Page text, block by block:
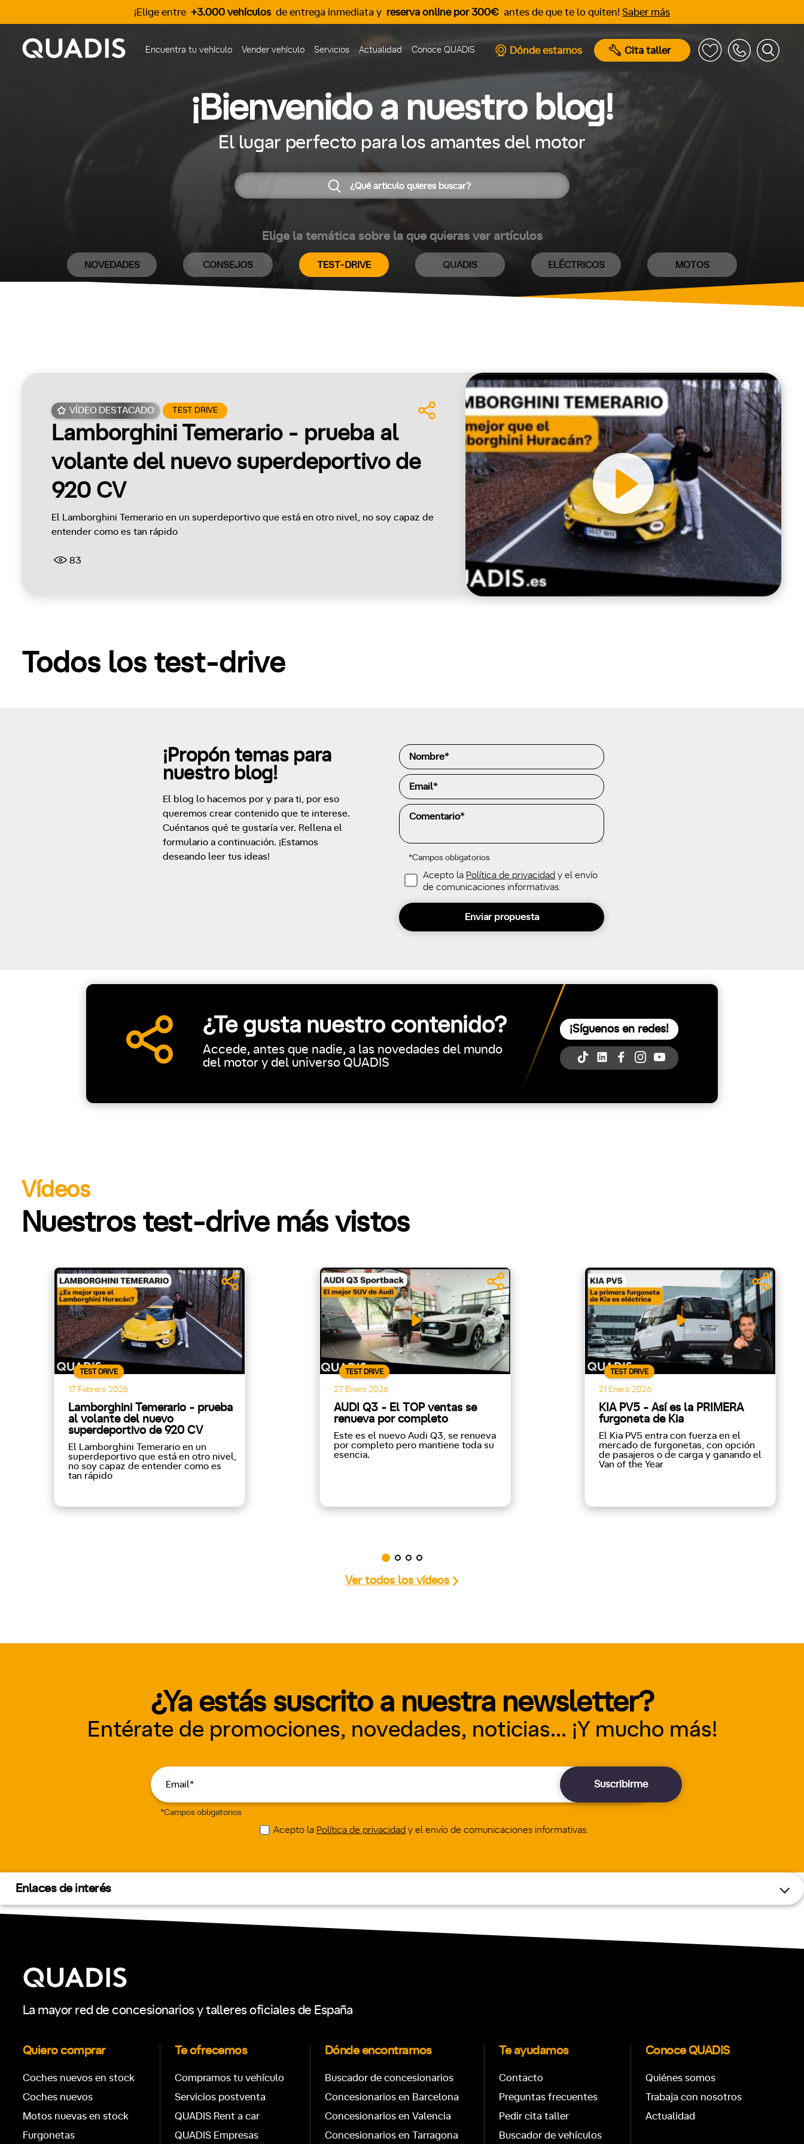
¡Elige entre +3.000 vehículos de entrega inmediata y reserva online por 300€ antes de que te lo quiten! Saber más
Encuentra tu vehículo Vender vehículo Servicios Actualidad Conoce QUADIS Dónde estamos Cita taller
¡Bienvenido a nuestro blog!
El lugar perfecto para los amantes del motor
Elige la temática sobre la que quieras ver artículos
NOVEDADES CONSEJOS TEST-DRIVE QUADIS ELÉCTRICOS MOTOS
VÍDEO DESTACADO TEST DRIVE
Lamborghini Temerario - prueba al
volante del nuevo superdeportivo de
920 CV
El Lamborghini Temerario en un superdeportivo que está en otro nivel, no soy capaz de
entender como es tan rápido
83
Todos los test-drive
¡Propón temas para
nuestro blog!
El blog lo hacemos por y para ti, por eso
queremos crear contenido que te interese.
Cuéntanos qué te gustaría ver. Rellena el
formulario a continuación. ¡Estamos
deseando leer tus ideas!
*Campos obligatorios
Acepto la Política de privacidad y el envío
de comunicaciones informativas.
Enviar propuesta
¿Te gusta nuestro contenido?
Accede, antes que nadie, a las novedades del mundo
del motor y del universo QUADIS
¡Síguenos en redes!
Vídeos
Nuestros test-drive más vistos
TEST DRIVE
17 Febrero 2026
Lamborghini Temerario - prueba
al volante del nuevo
superdeportivo de 920 CV
El Lamborghini Temerario en un
superdeportivo que está en otro nivel,
no soy capaz de entender como es
tan rápido
TEST DRIVE
27 Enero 2026
AUDI Q3 - El TOP ventas se
renueva por completo
Este es el nuevo Audi Q3, se renueva
por completo pero mantiene toda su
esencia.
TEST DRIVE
21 Enero 2026
KIA PV5 - Así es la PRIMERA
furgoneta de Kia
El Kia PV5 entra con fuerza en el
mercado de furgonetas, con opción
de pasajeros o de carga y ganando el
Van of the Year
Ver todos los vídeos
¿Ya estás suscrito a nuestra newsletter?
Entérate de promociones, novedades, noticias... ¡Y mucho más!
*Campos obligatorios
Acepto la Política de privacidad y el envío de comunicaciones informativas.
Suscribirme
Enlaces de interés
La mayor red de concesionarios y talleres oficiales de España
Quiero comprar
Coches nuevos en stock
Coches nuevos
Motos nuevas en stock
Furgonetas
Te ofrecemos
Compramos tu vehículo
Servicios postventa
QUADIS Rent a car
QUADIS Empresas
Dónde encontrarnos
Buscador de concesionarios
Concesionarios en Barcelona
Concesionarios en Valencia
Concesionarios en Tarragona
Te ayudamos
Contacto
Preguntas frecuentes
Pedir cita taller
Buscador de vehículos
Conoce QUADIS
Quiénes somos
Trabaja con nosotros
Actualidad